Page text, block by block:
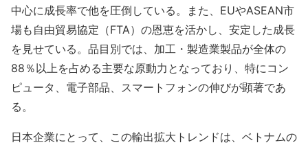
中心に成長率で他を圧倒している。また、EUやASEAN市
場も自由貿易協定（FTA）の恩恵を活かし、安定した成長
を見せている。品目別では、加工・製造業製品が全体の
88％以上を占める主要な原動力となっており、特にコン
ピュータ、電子部品、スマートフォンの伸びが顕著であ
る。
日本企業にとって、この輸出拡大トレンドは、ベトナムの